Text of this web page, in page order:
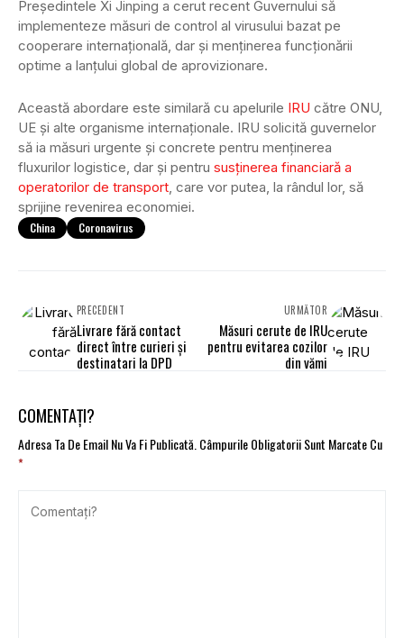
Președintele Xi Jinping a cerut recent Guvernului să
implementeze măsuri de control al virusului bazat pe
cooperare internațională, dar și menținerea funcționării
optime a lanțului global de aprovizionare.
Această abordare este similară cu apelurile IRU către ONU,
UE și alte organisme internaționale. IRU solicită guvernelor
să ia măsuri urgente și concrete pentru menținerea
fluxurilor logistice, dar și pentru susținerea financiară a
operatorilor de transport, care vor putea, la rândul lor, să
sprijine revenirea economiei.
China Coronavirus
PRECEDENT
Livrare fără contact
direct între curieri și
destinatari la DPD
URMĂTOR
Măsuri cerute de IRU
pentru evitarea cozilor
din vămi
COMENTAȚI?
Adresa Ta De Email Nu Va Fi Publicată. Câmpurile Obligatorii Sunt Marcate Cu
*